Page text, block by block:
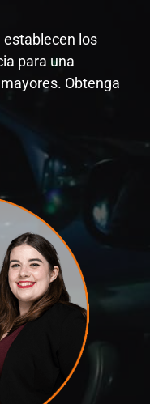
establecen los
para una
Obtenga